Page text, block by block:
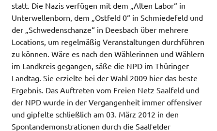
statt. Die Nazis verfügen mit dem „Alten Labor“ in
Unterwellenborn, dem „Ostfeld 0“ in Schmiedefeld und
der „Schwedenschanze“ in Deesbach über mehrere
Locations, um regelmäßig Veranstaltungen durchführen
zu können. Wäre es nach den Wählerinnen und Wählern
im Landkreis gegangen, säße die NPD im Thüringer
Landtag. Sie erzielte bei der Wahl 2009 hier das beste
Ergebnis. Das Auftreten vom Freien Netz Saalfeld und
der NPD wurde in der Vergangenheit immer offensiver
und gipfelte schließlich am 03. März 2012 in den
Spontandemonstrationen durch die Saalfelder